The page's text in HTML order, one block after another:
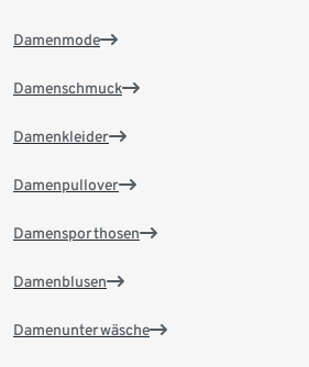
Damenmode
Damenschmuck
Damenkleider
Damenpullover
Damensporthosen
Damenblusen
Damenunterwäsche